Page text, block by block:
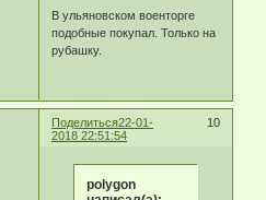
В ульяновском военторге
подобные покупал. Только на
рубашку.
Поделиться 10
22-01-
2018 22:51:54
polygon